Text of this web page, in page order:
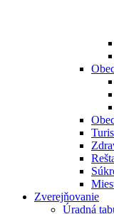
Zverejňovanie
Úradná